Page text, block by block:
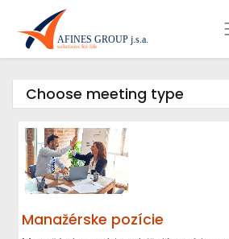
Choose meeting type
Manažérske pozície